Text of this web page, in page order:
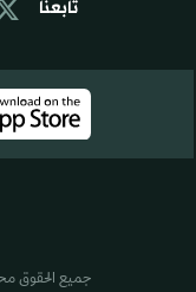
تابعنا
جميع الحقوق